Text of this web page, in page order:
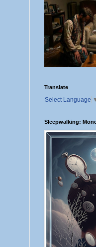
Translate
Select Language
Sleepwalking: